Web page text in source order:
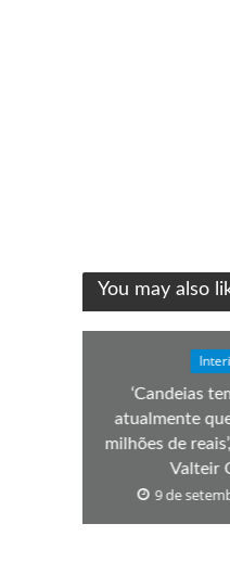
You may also
‘Candeias
atualmente
milhões de
Valteir
9 de